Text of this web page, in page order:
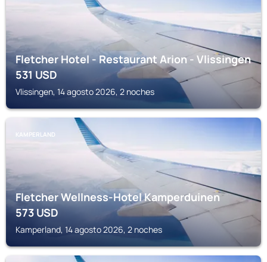
Fletcher Hotel - Restaurant Arion - Vlissingen
531USD
Vlissingen, 14 agosto 2026, 2 noches
KAMPERLAND
Fletcher Wellness-Hotel Kamperduinen
573USD
Kamperland, 14 agosto 2026, 2 noches